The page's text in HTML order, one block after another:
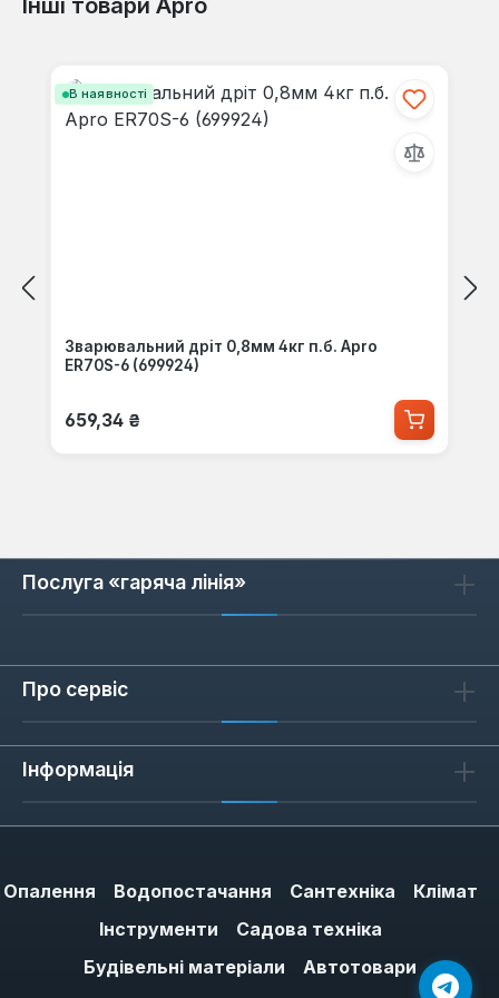
Відгуків не знайдено. Поділіться
Інші товари Apro
В наявності
Зварювальний дріт 0,8мм 4кг п.б. Apro
ER70S-6 (699924)
Звичайна ціна:
659,34 ₴
Послуга «гаряча лінія»
Про сервіс
Інформація
Опалення Водопостачання Сантехніка
Клімат
Інструменти
Садова техніка
Будівельні матеріали
Автотовари